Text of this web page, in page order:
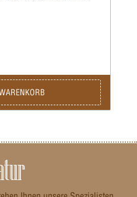
Gewinde für Ringe •
gedämpftem Edelstahl zur
Durchmesser: 30 mm
325 gAchtung! Jedes
wird sorgfältig
Zertifikat ist im Kit